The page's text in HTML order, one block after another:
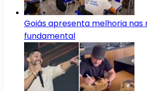
Goiás apresenta melhoria nas
fundamental